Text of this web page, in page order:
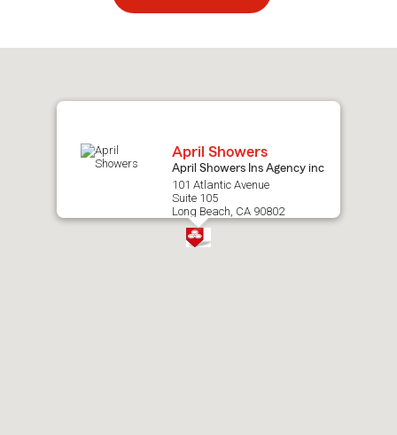
to
April Showers
April Showers Ins Agency inc
101 Atlantic Avenue
Suite 105
Long Beach, CA 90802